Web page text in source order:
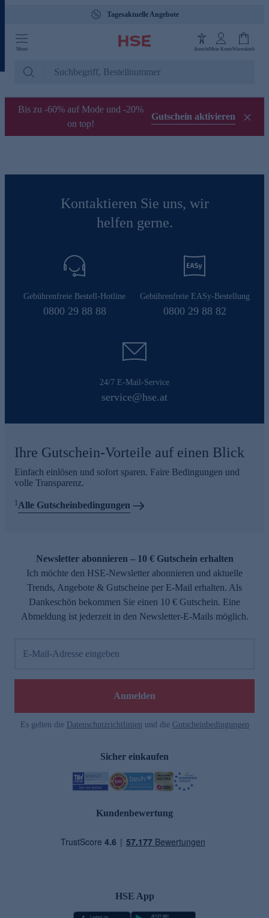
Tagesaktuelle Angebote
Menü AnsichtMein KontoWarenkorb
Bis zu -60% auf Mode und -20%
on top!
Gutschein aktivieren
Kontaktieren Sie uns, wir
helfen gerne.
Gebührenfreie Bestell-Hotline
0800 29 88 88
Gebührenfreie EASy-Bestellung
0800 29 88 82
24/7 E-Mail-Service
service@hse.at
Ihre Gutschein-Vorteile auf einen Blick
Einfach einlösen und sofort sparen. Faire Bedingungen und
volle Transparenz.
1Alle Gutscheinbedingungen
Newsletter abonnieren – 10 € Gutschein erhalten
Ich möchte den HSE-Newsletter abonnieren und aktuelle
Trends, Angebote & Gutscheine per E-Mail erhalten. Als
Dankeschön bekommen Sie einen 10 € Gutschein. Eine
Abmeldung ist jederzeit in den Newsletter-E-Mails möglich.
E-Mail-Adresse eingeben
Anmelden
Es gelten die Datenschutzrichtlinien und die Gutscheinbedingungen
Sicher einkaufen
Kundenbewertung
HSE App